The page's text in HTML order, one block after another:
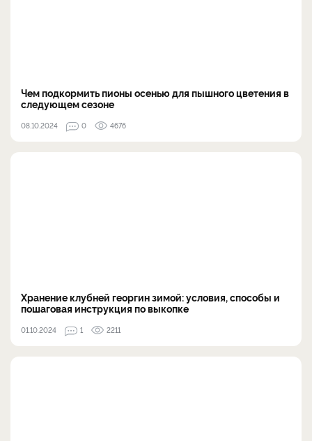
Чем подкормить пионы осенью для пышного цветения в
следующем сезоне
08.10.2024 0 4676
Хранение клубней георгин зимой: условия, способы и
пошаговая инструкция по выкопке
01.10.2024 1 2211